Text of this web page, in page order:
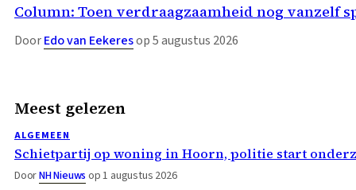
Column: Toen verdraagzaamheid nog vanzelf
DoorEdo van Eekeresop 5 augustus 2026
Meest gelezen
ALGEMEEN
Schietpartij op woning in Hoorn, politie start
DoorNH Nieuws op 1 augustus 2026